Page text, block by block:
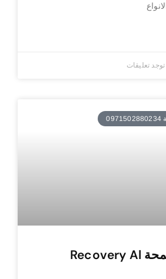
توجد تعليقات
ريكفري السمحة Recovery Al